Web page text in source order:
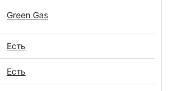
Green Gas
Есть
Есть